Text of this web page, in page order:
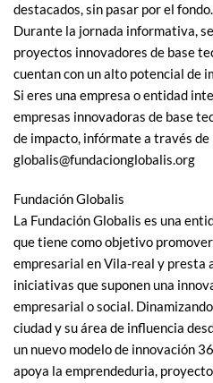
destacados, sin pasar por el fondo.
Durante la jornada informativa,
proyectos innovadores de base
cuentan con un alto potencial de
Si eres una empresa o entidad
empresas innovadoras de base
de impacto, infórmate a través de
globalis@fundacionglobalis.org
Fundación Globalis
La Fundación Globalis es una
que tiene como objetivo
empresarial en Vila-real y presta
iniciativas que suponen una
empresarial o social.
ciudad y su área de influencia
un nuevo modelo de innovación
apoya la emprendeduria,